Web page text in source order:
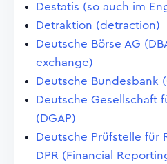
Destatis (so auch im
Detraktion (detraction)
Deutsche Börse AG
exchange)
Deutsche Bundesbank
Deutsche Gesellschaft
(DGAP)
Deutsche Prüfstelle für
DPR (Financial